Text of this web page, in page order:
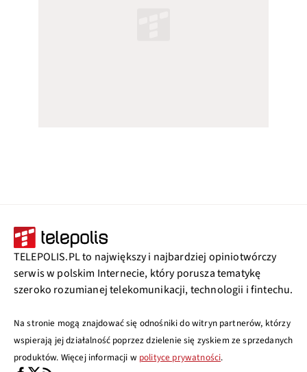
TELEPOLIS.PL to największy i najbardziej opiniotwórczy
serwis w polskim Internecie, który porusza tematykę
szeroko rozumianej telekomunikacji, technologii i fintechu.
Na stronie mogą znajdować się odnośniki do witryn partnerów, którzy
wspierają jej działalność poprzez dzielenie się zyskiem ze sprzedanych
produktów. Więcej informacji w polityce prywatności.